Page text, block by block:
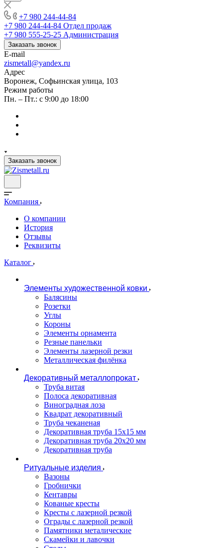
+7 980 244-44-84
+7 980 244-44-84 Отдел продаж
+7 980 555-25-25 Администрация
Заказать звонок
E-mail
zismetall@yandex.ru
Адрес
Воронеж, Софьинская улица, 103
Режим работы
Пн. – Пт.: с 9:00 до 18:00
Заказать звонок
Компания
О компании
История
Отзывы
Реквизиты
Каталог
Элементы художественной ковки
Балясины
Розетки
Углы
Короны
Элементы орнамента
Резные панельки
Элементы лазерной резки
Металлическая филёнка
Декоративный металлопрокат
Труба витая
Полоса декоративная
Виноградная лоза
Квадрат декоративный
Труба чеканеная
Декоративная труба 15х15 мм
Декоративная труба 20х20 мм
Декоративная труба
Ритуальные изделия
Вазоны
Гробнички
Кентавры
Кованые кресты
Кресты с лазерной резкой
Ограды с лазерной резкой
Памятники металические
Скамейки и лавочки